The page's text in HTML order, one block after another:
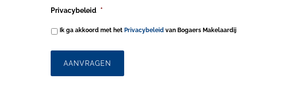
Privacybeleid *
Ik ga akkoord met het Privacybeleid van Bogaers Makelaardij